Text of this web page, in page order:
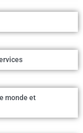
monde et